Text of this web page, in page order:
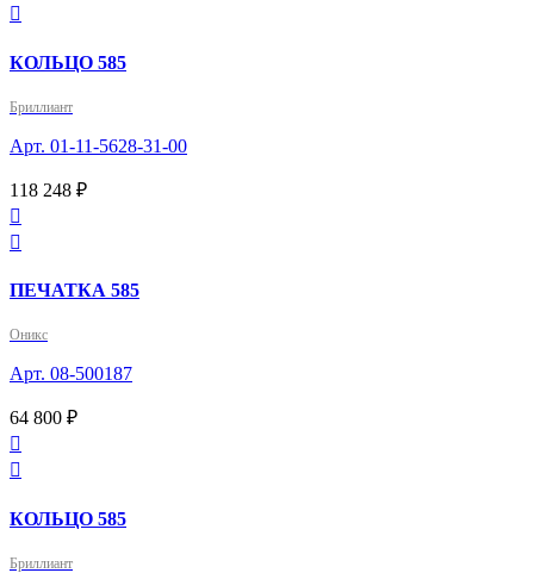

КОЛЬЦО 585
Бриллиант
Арт. 01-11-5628-31-00
118 248 ₽


ПЕЧАТКА 585
Оникс
Арт. 08-500187
64 800 ₽


КОЛЬЦО 585
Бриллиант